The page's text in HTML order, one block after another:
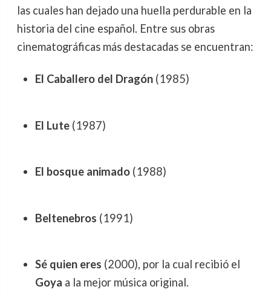
las cuales han dejado una huella perdurable en la
historia del cine español. Entre sus obras
cinematográficas más destacadas se encuentran:
El Caballero del Dragón(1985)
El Lute(1987)
El bosque animado(1988)
Beltenebros (1991)
Sé quien eres (2000), por la cual recibió el
Goya a la mejor música original.